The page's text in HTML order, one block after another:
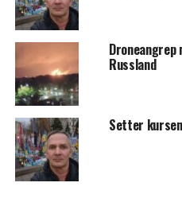
Russland
Setter